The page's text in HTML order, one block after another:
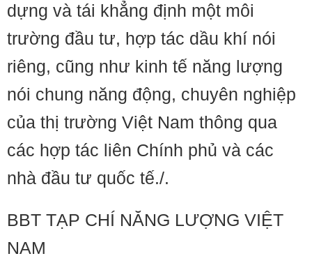
dựng và tái khẳng định một môi
trường đầu tư, hợp tác dầu khí nói
riêng, cũng như kinh tế năng lượng
nói chung năng động, chuyên nghiệp
của thị trường Việt Nam thông qua
các hợp tác liên Chính phủ và các
nhà đầu tư quốc tế./.
BBT TẠP CHÍ NĂNG LƯỢNG VIỆT
NAM